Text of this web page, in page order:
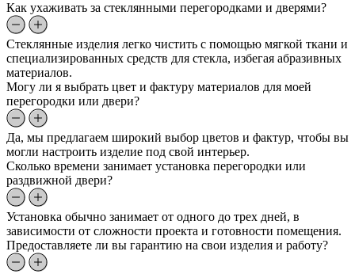
Как ухаживать за стеклянными перегородками и дверями?
Стеклянные изделия легко чистить с помощью мягкой ткани и
специализированных средств для стекла, избегая абразивных
материалов.
Могу ли я выбрать цвет и фактуру материалов для моей
перегородки или двери?
Да, мы предлагаем широкий выбор цветов и фактур, чтобы вы
могли настроить изделие под свой интерьер.
Сколько времени занимает установка перегородки или
раздвижной двери?
Установка обычно занимает от одного до трех дней, в
зависимости от сложности проекта и готовности помещения.
Предоставляете ли вы гарантию на свои изделия и работу?